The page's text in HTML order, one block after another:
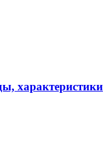
характеристики